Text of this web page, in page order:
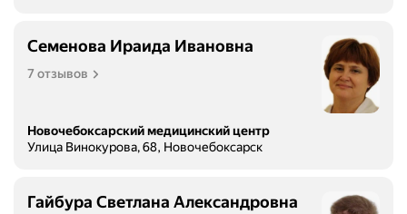
Семенова Ираида Ивановна
7 отзывов
Новочебоксарский медицинский центр
Улица Винокурова, 68, Новочебоксарск
Гайбура Светлана Александровна